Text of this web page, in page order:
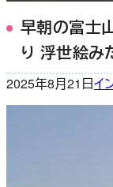
早朝の富士
り 浮世絵み
2025年8月21日イ